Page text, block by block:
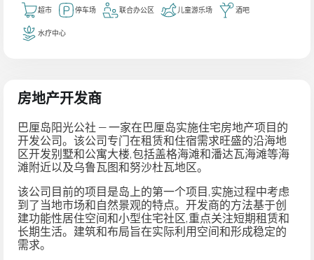
超市 停车场 联合办公区 儿童游乐场 酒吧
水疗中心
房地产开发商
巴厘岛阳光公社 — 一家在巴厘岛实施住宅房地产项目的
开发公司。该公司专门在租赁和住宿需求旺盛的沿海地
区开发别墅和公寓大楼,包括盖格海滩和潘达瓦海滩等海
滩附近以及乌鲁瓦图和努沙杜瓦地区。
该公司目前的项目是岛上的第一个项目,实施过程中考虑
到了当地市场和自然景观的特点。开发商的方法基于创
建功能性居住空间和小型住宅社区,重点关注短期租赁和
长期生活。建筑和布局旨在实际利用空间和形成稳定的
需求。